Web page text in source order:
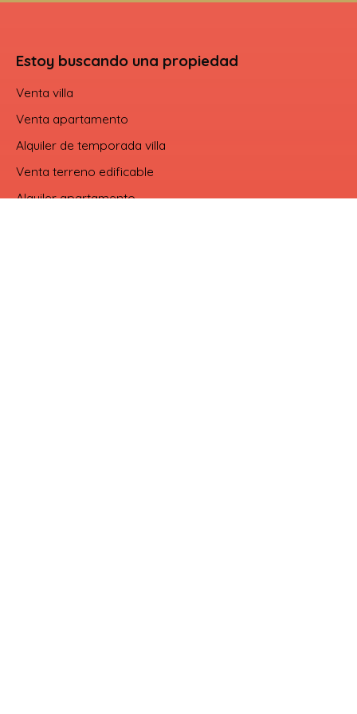
Estoy buscando una propiedad
Venta villa
Venta apartamento
Alquiler de temporada villa
Venta terreno edificable
Alquiler apartamento